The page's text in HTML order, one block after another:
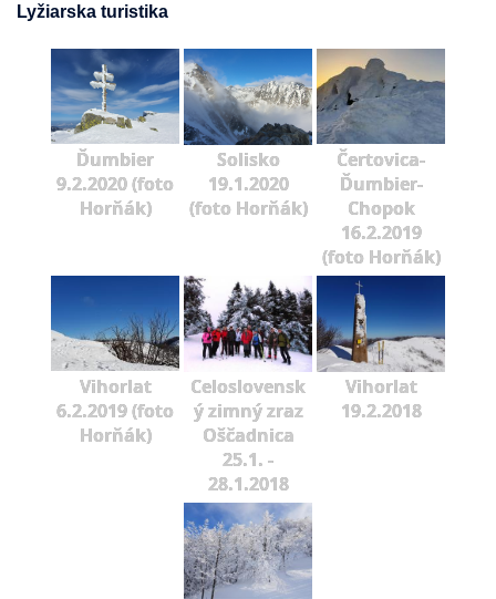
Lyžiarska turistika
Ďumbier
9.2.2020 (foto
Horňák)
Solisko
19.1.2020
(foto Horňák)
Čertovica-
Ďumbier-
Chopok
16.2.2019
(foto Horňák)
Vihorlat
6.2.2019 (foto
Horňák)
Celoslovensk
ý zimný zraz
Oščadnica
25.1. -
28.1.2018
Vihorlat
19.2.2018